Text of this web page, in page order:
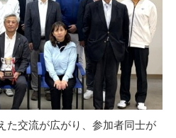
た交流が広がり、参加者同士が